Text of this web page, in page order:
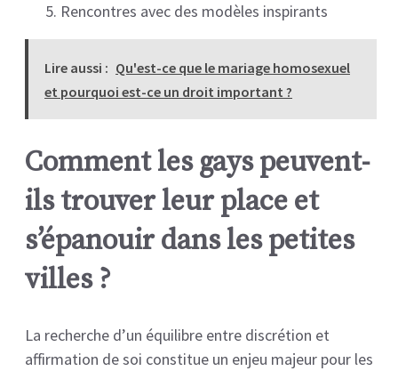
Rencontres avec des modèles inspirants
Lire aussi : Qu'est-ce que le mariage homosexuel
et pourquoi est-ce un droit important ?
Comment les gays peuvent-
ils trouver leur place et
s’épanouir dans les petites
villes ?
La recherche d’un équilibre entre discrétion et
affirmation de soi constitue un enjeu majeur pour les